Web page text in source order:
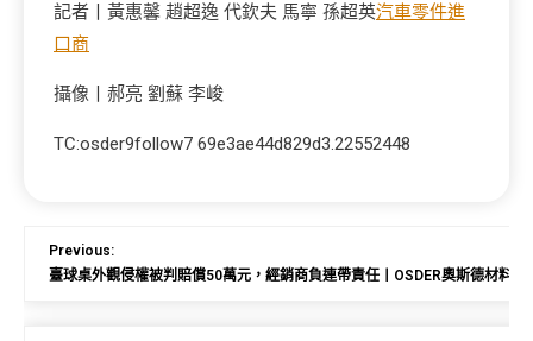
記者丨黃惠馨 趙超逸 代欽夫 馬寧 孫超英汽車零件進
口商
攝像丨郝亮 劉蘇 李峻
TC:osder9follow7 69e3ae44d829d3.22552448
Previous:
臺球桌外觀侵權被判賠償50萬元，經銷商負連帶責任丨OSDER奧斯德材料報